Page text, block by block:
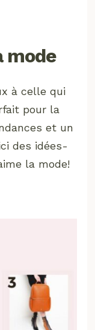
mode
à celle qui
pour la
et un
des idées-
la mode!